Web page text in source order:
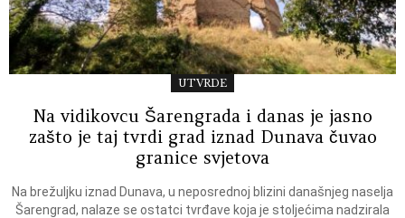
UTVRDE
Na vidikovcu Šarengrada i danas je jasno
zašto je taj tvrdi grad iznad Dunava čuvao
granice svjetova
Na brežuljku iznad Dunava, u neposrednoj blizini današnjeg naselja
Šarengrad, nalaze se ostatci tvrđave koja je stoljećima nadzirala